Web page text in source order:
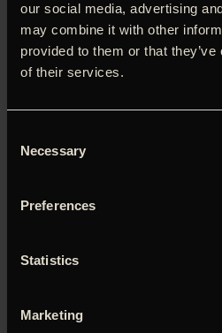
our social media, advertising
may combine it with other
provided to them or that
of their services.
Selection
Necessary
Preferences
Statistics
Marketing
lydtekniker i byen og en
udkomme skal vi ikke afsløre her,
Weerasethakul binder sløjfe på
de mest spektakulært,
Waves’.